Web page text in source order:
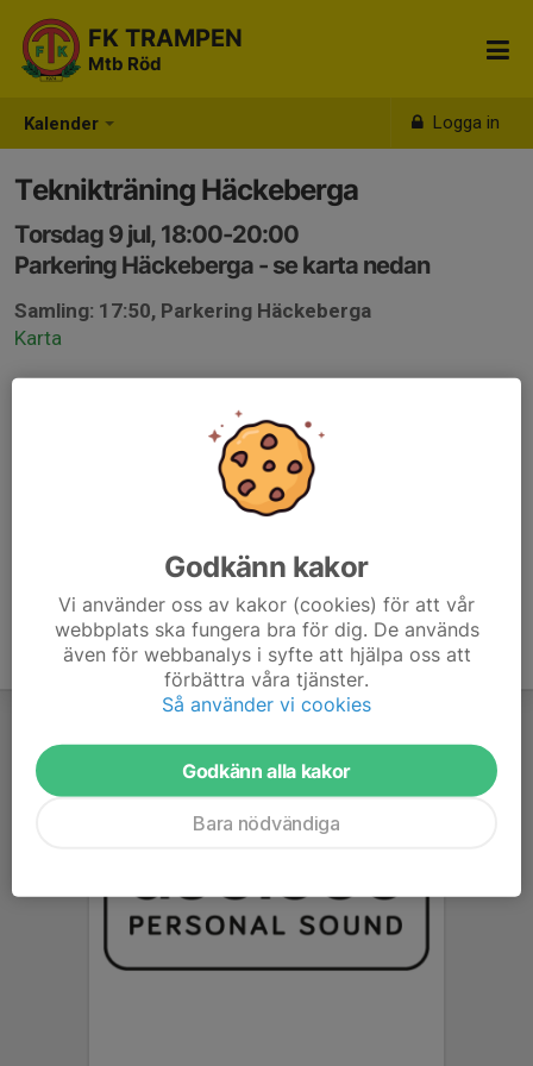
Kalender Logga in
FK TRAMPEN
Mtb Röd
Teknikträning Häckeberga
Torsdag 9 jul, 18:00-20:00
Parkering Häckeberga - se karta nedan
Samling: 17:50, Parkering Häckeberga
Karta
Godkänn kakor
Vi använder oss av kakor (cookies) för att vår
webbplats ska fungera bra för dig. De används
även för webbanalys i syfte att hjälpa oss att
förbättra våra tjänster.
Så använder vi cookies
Godkänn alla kakor
Bara nödvändiga